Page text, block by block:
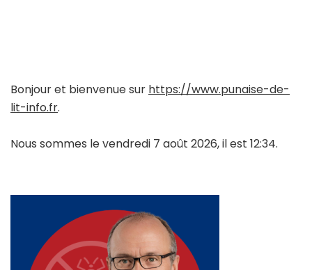
Bonjour et bienvenue sur https://www.punaise-de-
lit-info.fr.
Nous sommes le vendredi 7 août 2026, il est 12:34.